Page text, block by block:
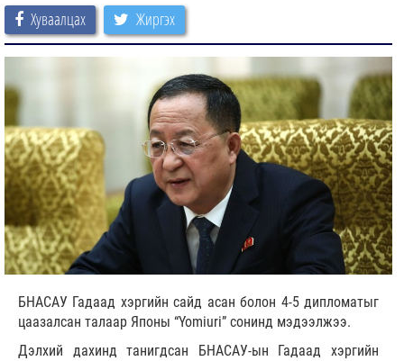
Хуваалцах Жиргэх
БНАСАУ Гадаад хэргийн сайд асан болон 4-5 дипломатыг
цаазалсан талаар Японы “Yomiuri” сонинд мэдээлжээ.
Дэлхий дахинд танигдсан БНАСАУ-ын Гадаад хэргийн